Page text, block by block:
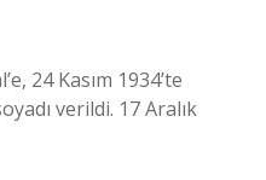
24 Kasım 1934’te
verildi. 17 Aralık